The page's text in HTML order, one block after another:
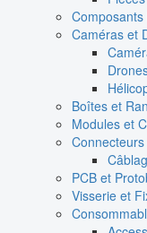
Caméras et
Boîtes et
Modules et
PCB et
Visserie et